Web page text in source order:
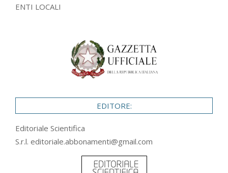
ENTI LOCALI
EDITORE:
Editoriale Scientifica
S.r.l. editoriale.abbonamenti@gmail.com